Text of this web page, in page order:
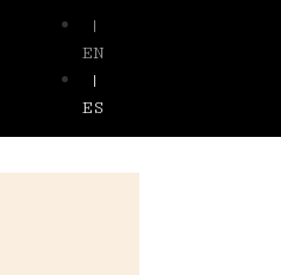
|
EN
|
ES